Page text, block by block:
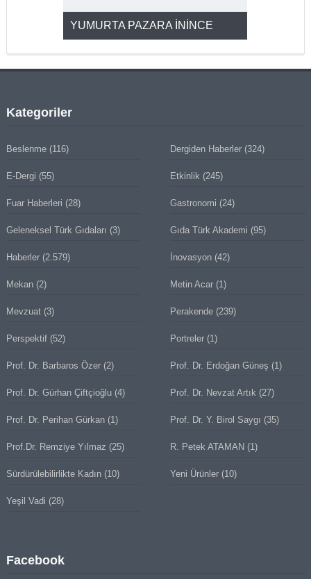
YUMURTA PAZARA İNİNCE
Kategoriler
Beslenme(116) Dergiden Haberler (324)
E-Dergi (55) Etkinlik (245)
Fuar Haberleri (28) Gastronomi (24)
Geleneksel Türk Gıdaları (3) Gıda Türk Akademi (95)
Haberler(2.579) İnovasyon (42)
Mekan(2) Metin Acar (1)
Mevzuat(3) Perakende (239)
Perspektif(52) Portreler (1)
Prof. Dr. Barbaros Özer(2) Prof. Dr. Erdoğan Güneş (1)
Prof. Dr. Gürhan Çiftçioğlu(4) Prof. Dr. Nevzat Artık (27)
Prof. Dr. Perihan Gürkan(1) Prof. Dr. Y. Birol Saygı (35)
Prof.Dr. Remziye Yılmaz (25) R. Petek ATAMAN (1)
Sürdürülebilirlikte Kadın(10) Yeni Ürünler (10)
Yeşil Vadi (28)
Facebook